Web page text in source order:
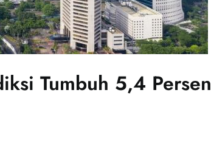
Tumbuh 5,4 Persen